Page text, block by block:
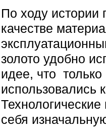
По ходу истории
качестве
золото удобно
идее, что
использовались
себя